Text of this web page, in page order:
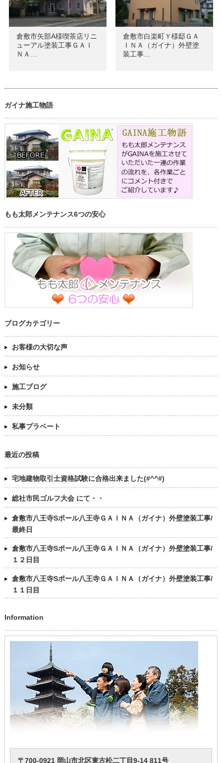
倉敷市矢部A様喫茶店リニ
ューアル塗装工事ＧＡＩ
ＮＡ…
倉敷市白楽町Ｙ様邸ＧＡ
ＩＮＡ（ガイナ）外壁塗
装工事…
ガイナ施工物語
もも太郎メンテナンス6つの安心
ブログカテゴリー
お客様の大切な声
お知らせ
施工ブログ
未分類
私事プラベート
最近の投稿
宅地建物取引士資格試験に合格出来ました(#^^#)
総社市民ゴルフ大会 にて・・
倉敷市八王寺Sポール八王寺ＧＡＩＮＡ（ガイナ）外壁塗装工事/
最終日
倉敷市八王寺Sポール八王寺ＧＡＩＮＡ（ガイナ）外壁塗装工事/
１２日目
倉敷市八王寺Sポール八王寺ＧＡＩＮＡ（ガイナ）外壁塗装工事/
１１日目
Information
〒700-0921 岡山市北区東古松二丁目9-14 811号